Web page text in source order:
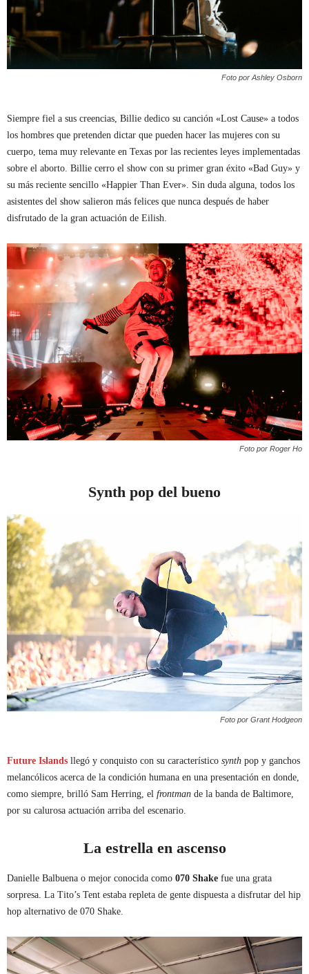
Foto por Ashley Osborn
Siempre fiel a sus creencias, Billie dedico su canción «Lost Cause» a todos
los hombres que pretenden dictar que pueden hacer las mujeres con su
cuerpo, tema muy relevante en Texas por las recientes leyes implementadas
sobre el aborto. Billie cerro el show con su primer gran éxito «Bad Guy» y
su más reciente sencillo «Happier Than Ever». Sin duda alguna, todos los
asistentes del show salieron más felices que nunca después de haber
disfrutado de la gran actuación de Eilish.
Foto por Roger Ho
Synth pop del bueno
Foto por Grant Hodgeon
Future Islands llegó y conquisto con su característico synth pop y ganchos
melancólicos acerca de la condición humana en una presentación en donde,
como siempre, brilló Sam Herring, el frontman de la banda de Baltimore,
por su calurosa actuación arriba del escenario.
La estrella en ascenso
Danielle Balbuena o mejor conocida como 070 Shake fue una grata
sorpresa. La Tito’s Tent estaba repleta de gente dispuesta a disfrutar del hip
hop alternativo de 070 Shake.